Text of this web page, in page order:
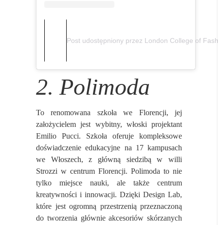
Post udostępniony przez London College of
2. Polimoda
To renomowana szkoła we Florencji, jej
założycielem jest wybitny, włoski projektant
Emilio Pucci. Szkoła oferuje kompleksowe
doświadczenie edukacyjne na 17 kampusach
we Włoszech, z główną siedzibą w willi
Strozzi w centrum Florencji. Polimoda to nie
tylko miejsce nauki, ale także centrum
kreatywności i innowacji. Dzięki Design Lab,
które jest ogromną przestrzenią przeznaczoną
do tworzenia głównie akcesoriów skórzanych